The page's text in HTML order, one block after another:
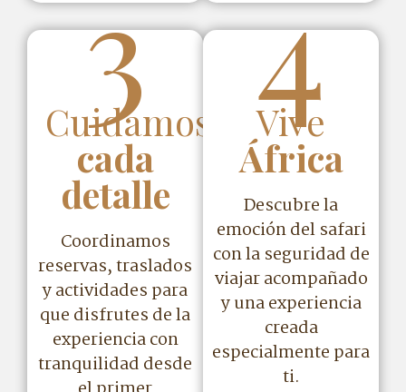
3
Cuidamos
cada
detalle
Coordinamos
reservas, traslados
y actividades para
que disfrutes de la
experiencia con
tranquilidad desde
4
Vive
África
Descubre la
emoción del safari
con la seguridad de
viajar acompañado
y una experiencia
creada
especialmente para
ti.